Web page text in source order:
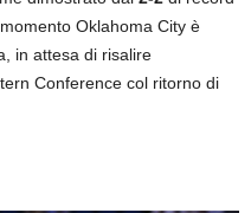
Oklahoma City è
in attesa di risalire
Conference col ritorno di